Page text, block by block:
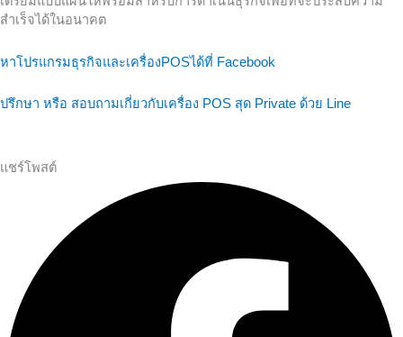
สำเร็จได้ในอนาคต
หาโปรแกรมธุรกิจและเครื่องPOSได้ที่ Facebook
ปรึกษา หรือ สอบถามเกี่ยวกับเครื่อง POS สุด Private ด้วย Line
แชร์โพสต์